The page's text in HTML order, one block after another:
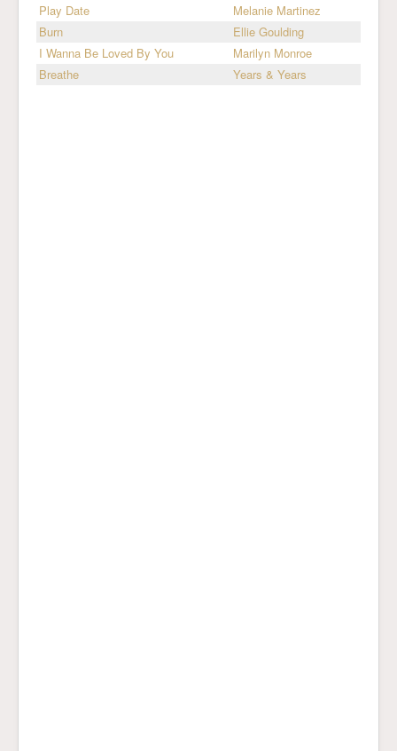
Play Date
Melanie Martinez
Burn
Ellie Goulding
I Wanna Be Loved By You
Marilyn Monroe
Breathe
Years & Years